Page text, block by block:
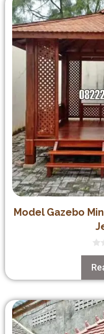
Model Gazebo
0
of